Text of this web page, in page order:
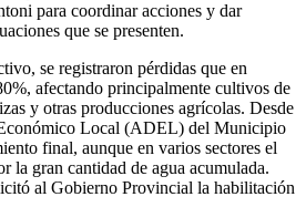
para coordinar acciones y dar
que se presenten.
se registraron pérdidas que en
afectando principalmente cultivos de
y otras producciones agrícolas. Desde
Local (ADEL) del Municipio
final, aunque en varios sectores el
la gran cantidad de agua acumulada.
al Gobierno Provincial la habilitación